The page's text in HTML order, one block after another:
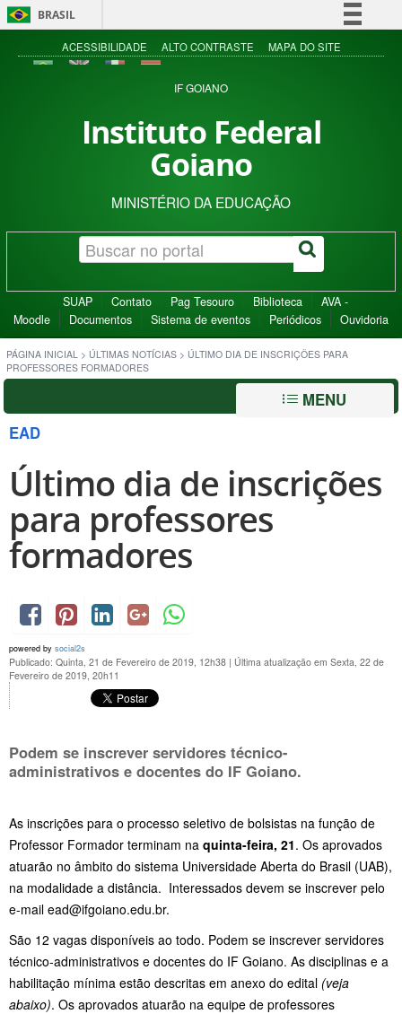
BRASIL
Simplifique!
Acesso à informação
ACESSIBILIDADE ALTO CONTRASTE MAPA DO SITE
IF GOIANO
Instituto Federal
Goiano
MINISTÉRIO DA EDUCAÇÃO
SUAP Contato Pag Tesouro Biblioteca
AVA -
Moodle
Documentos Sistema de eventos Periódicos Ouvidoria
PÁGINA INICIAL > ÚLTIMAS NOTÍCIAS > ÚLTIMO DIA DE INSCRIÇÕES PARA
PROFESSORES FORMADORES
MENU
EAD
Último dia de inscrições
para professores
formadores
powered by social2s
Publicado: Quinta, 21 de Fevereiro de 2019, 12h38 | Última atualização em Sexta, 22 de
Fevereiro de 2019, 20h11
Podem se inscrever servidores técnico-
administrativos e docentes do IF Goiano.
As inscrições para o processo seletivo de bolsistas na função de
Professor Formador terminam na quinta-feira, 21. Os aprovados
atuarão no âmbito do sistema Universidade Aberta do Brasil (UAB),
na modalidade a distância. Interessados devem se inscrever pelo
e-mail ead@ifgoiano.edu.br.
São 12 vagas disponíveis ao todo. Podem se inscrever servidores
técnico-administrativos e docentes do IF Goiano. As disciplinas e a
habilitação mínima estão descritas em anexo do edital (veja
abaixo). Os aprovados atuarão na equipe de professores